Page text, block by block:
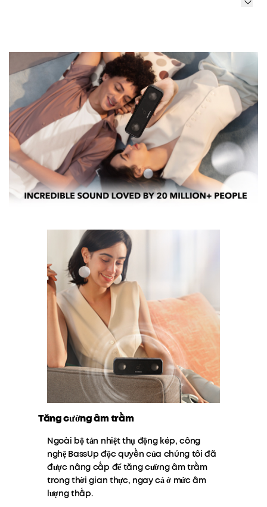
Âm thanh nổi 16W:Âm thanh nổi của soundcore 3
giúp âm nhạc của bạn trở nên đắm chìm hơn và
nâng cao bầu không khí ở cả không gian trong
nhà và ngoài trời.
Thời gian phát 24 giờ:loa Bluetooth soundcore 3
hoàn hảo để mang theo trong những ngày đi chơi
hoặc cuối tuần nhờ thời gian phát cực dài cho
phép bạn nghe tới 480 bài hát trong một lần sạc.
Chống nước IPX7:
Làm ướt loa Bluetooth
soundcore 3 khi tắm, ngâm loa trong hồ bơi hoặc
ngâm loa vào ngày mưa—vỏ chống nước IPX7
Tăng cường âm trầm
Ngoài bộ tản nhiệt thụ động kép, công
nghệ BassUp độc quyền của chúng tôi đã
được nâng cấp để tăng cường âm trầm
trong thời gian thực, ngay cả ở mức âm
lượng thấp.